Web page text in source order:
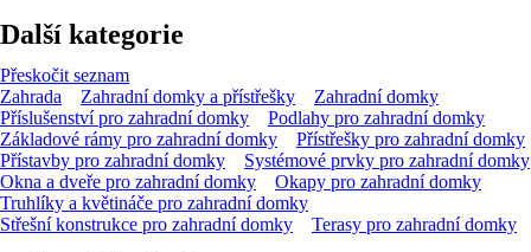
Další kategorie
Přeskočit seznam
Zahrada
Zahradní domky a přístřešky
Zahradní domky
Příslušenství pro zahradní domky
Podlahy pro zahradní domky
Základové rámy pro zahradní domky
Přístřešky pro zahradní domky
Přístavby pro zahradní domky
Systémové prvky pro zahradní domky
Okna a dveře pro zahradní domky
Okapy pro zahradní domky
Truhlíky a květináče pro zahradní domky
Střešní konstrukce pro zahradní domky
Terasy pro zahradní domky